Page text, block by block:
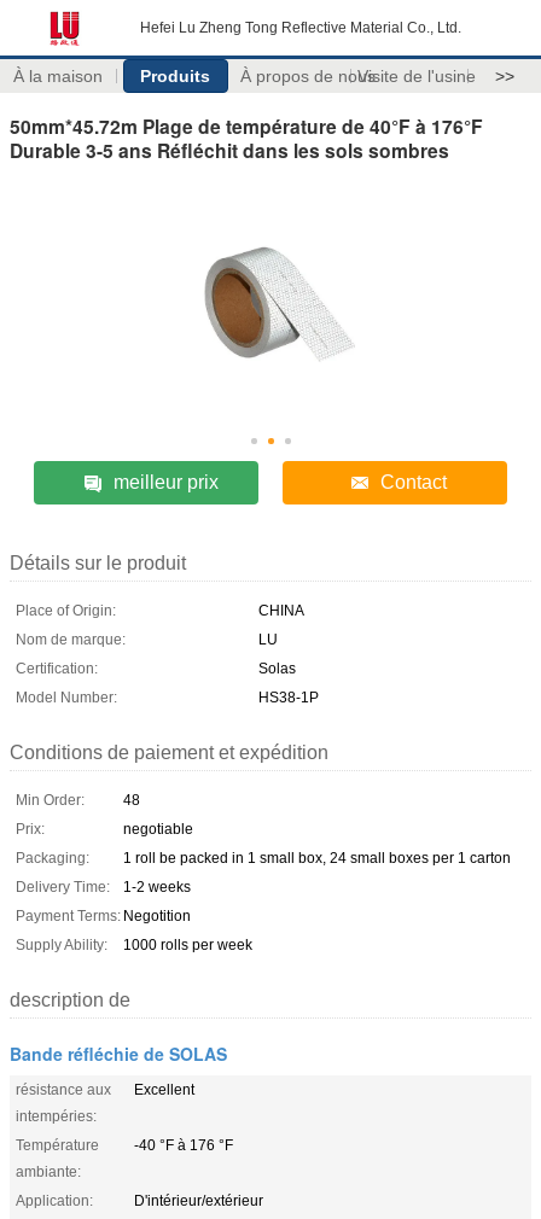
Hefei Lu Zheng Tong Reflective Material Co., Ltd.
À la maison Produits À propos de nousVisite de l'usine >>
50mm*45.72m Plage de température de 40°F à 176°F
Durable 3-5 ans Réfléchit dans les sols sombres
meilleur prix Contact
Détails sur le produit
Place of Origin:
CHINA
Nom de marque:
LU
Certification:
Solas
Model Number:
HS38-1P
Conditions de paiement et expédition
Min Order:
48
Prix:
negotiable
Packaging:
1 roll be packed in 1 small box, 24 small boxes per 1 carton
Delivery Time:
1-2 weeks
Payment Terms: Negotition
Supply Ability:
1000 rolls per week
description de
Bande réfléchie de SOLAS
résistance aux
intempéries:
Excellent
Température
ambiante:
-40 °F à 176 °F
Application:
D'intérieur/extérieur